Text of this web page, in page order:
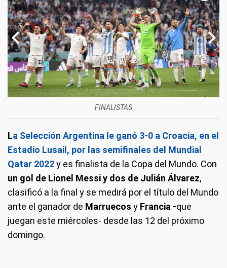
FINALISTAS
La Selección Argentina le ganó 3-0 a Croacia, en el
Estadio Lusail, por las semifinales del Mundial
Qatar 2022y es finalista de la Copa del Mundo. Con
un gol de Lionel Messi y dos de Julián Álvarez,
clasificó a la final y se medirá por el título del Mundo
ante el ganador de Marruecos y Francia -que
juegan este miércoles- desde las 12 del próximo
domingo.